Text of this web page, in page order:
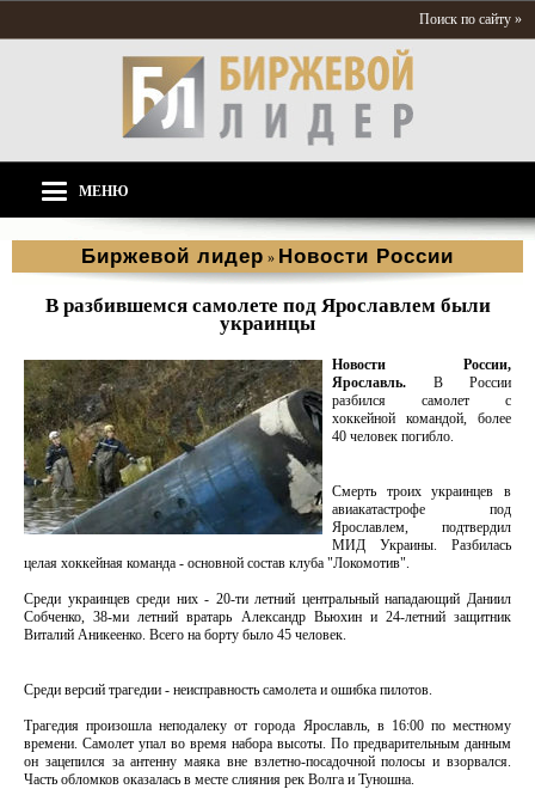
Поиск по сайту »
МЕНЮ
Биржевой лидер » Новости России
В разбившемся самолете под Ярославлем были
украинцы
Новости России,
Ярославль. В России
разбился самолет с
хоккейной командой, более
40 человек погибло.
Смерть троих украинцев в
авиакатастрофе под
Ярославлем, подтвердил
МИД Украины. Разбилась
целая хоккейная команда - основной состав клуба "Локомотив".
Среди украинцев среди них - 20-ти летний центральный нападающий Даниил
Собченко, 38-ми летний вратарь Александр Вьюхин и 24-летний защитник
Виталий Аникеенко. Всего на борту было 45 человек.
Среди версий трагедии - неисправность самолета и ошибка пилотов.
Трагедия произошла неподалеку от города Ярославль, в 16:00 по местному
времени. Самолет упал во время набора высоты. По предварительным данным
он зацепился за антенну маяка вне взлетно-посадочной полосы и взорвался.
Часть обломков оказалась в месте слияния рек Волга и Туношна.